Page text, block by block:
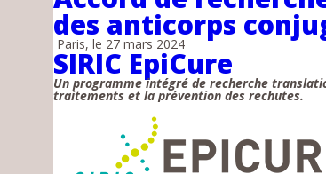
des anticorps
Paris, le 27 mars 2024
SIRIC EpiCure
Un programme intégré de recherche
traitements et la prévention des rechutes.